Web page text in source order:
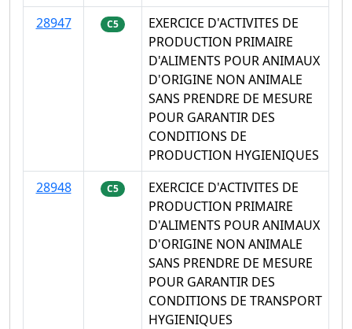
28947
C5
EXERCICE D'ACTIVITES DE
PRODUCTION PRIMAIRE
D'ALIMENTS POUR ANIMAUX
D'ORIGINE NON ANIMALE
SANS PRENDRE DE MESURE
POUR GARANTIR DES
CONDITIONS DE
PRODUCTION HYGIENIQUES
28948
C5
EXERCICE D'ACTIVITES DE
PRODUCTION PRIMAIRE
D'ALIMENTS POUR ANIMAUX
D'ORIGINE NON ANIMALE
SANS PRENDRE DE MESURE
POUR GARANTIR DES
CONDITIONS DE TRANSPORT
HYGIENIQUES